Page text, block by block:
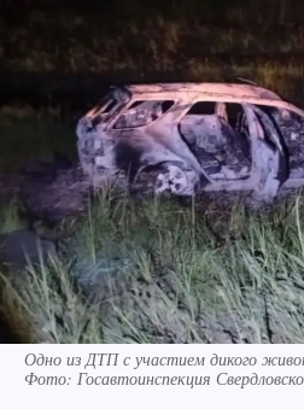
Одно из ДТП с участием дикого
Фото: Госавтоинспекция